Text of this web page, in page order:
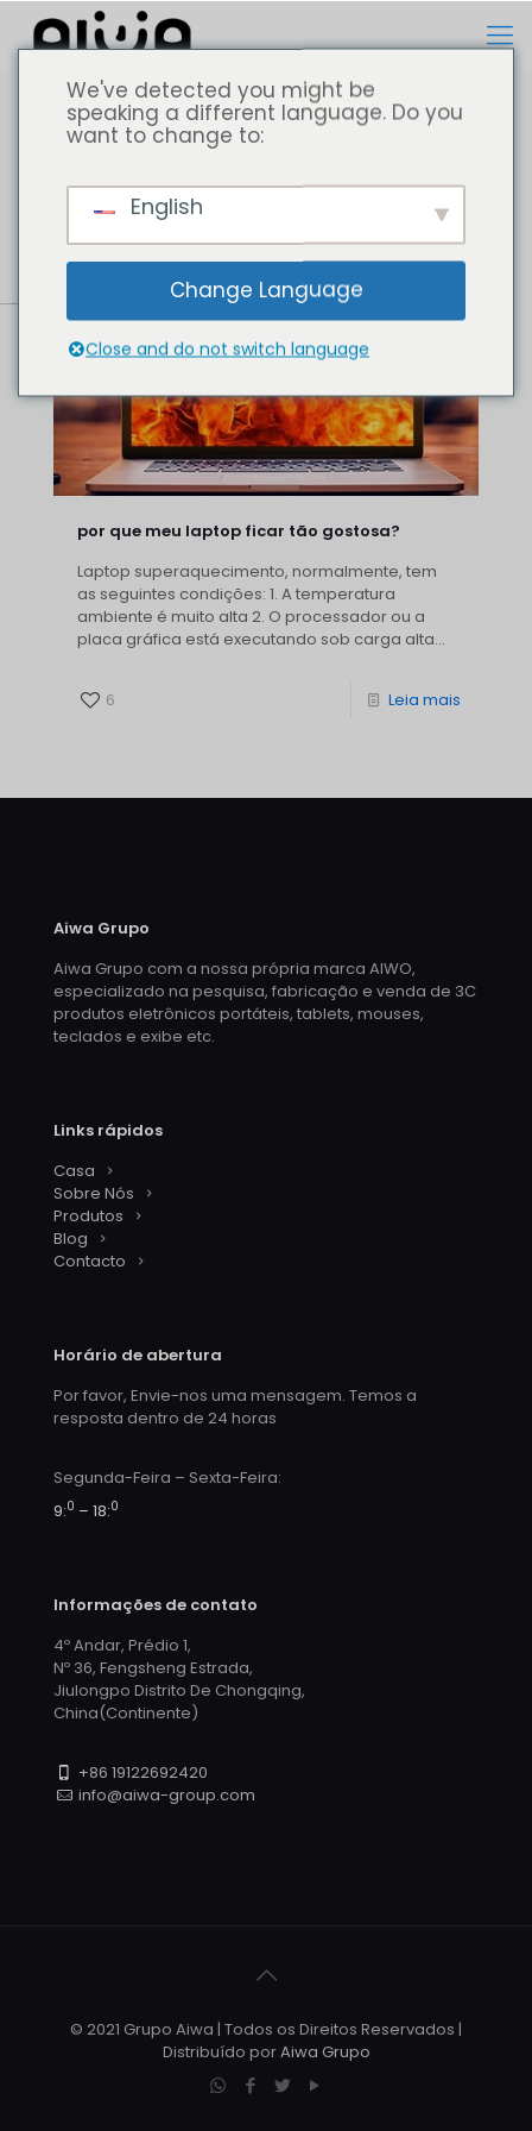
Todos Computador portátil
por que meu laptop ficar tão gostosa?
Laptop superaquecimento, normalmente, tem
as seguintes condições: 1. A temperatura
ambiente é muito alta 2. O processador ou a
placa gráfica está executando sob carga alta...
6 Leia mais
Aiwa Grupo
Aiwa Grupo com a nossa própria marca AIWO,
especializado na pesquisa, fabricação e venda de 3C
produtos eletrônicos portáteis, tablets, mouses,
teclados e exibe etc.
Links rápidos
Casa
Sobre Nós
Produtos
Blog
Contacto
Horário de abertura
Por favor, Envie-nos uma mensagem. Temos a
resposta dentro de 24 horas
Segunda-Feira – Sexta-Feira:
9:0 – 18:0
Informações de contato
4º Andar, Prédio 1,
Nº 36, Fengsheng Estrada,
Jiulongpo Distrito De Chongqing,
China(Continente)
+86 19122692420
info@aiwa-group.com
© 2021 Grupo Aiwa | Todos os Direitos Reservados |
Distribuído porAiwa Grupo
We've detected you might be
speaking a different language. Do you
want to change to:
English
Change Language
Close and do not switch language